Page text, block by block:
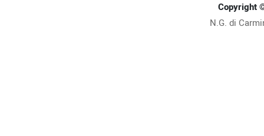
Copyright
N.G. di